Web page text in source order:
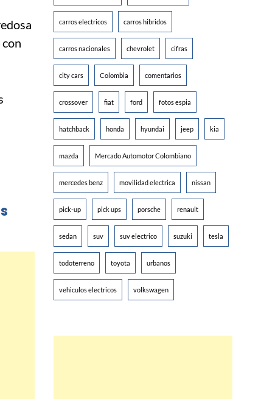
con
carros electricos carros hibridos
carros nacionales chevrolet cifras
city cars Colombia comentarios
crossover fiat ford fotos espia
hatchback honda hyundai jeep kia
mazda Mercado Automotor Colombiano
mercedes benz movilidad electrica nissan
pick-up pick ups porsche renault
sedan suv suv electrico suzuki tesla
todoterreno toyota urbanos
vehiculos electricos volkswagen